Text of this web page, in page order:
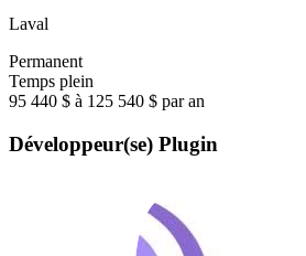
Laval
Permanent
Temps plein
95 440 $ à 125 540 $ par an
Développeur(se) Plugin